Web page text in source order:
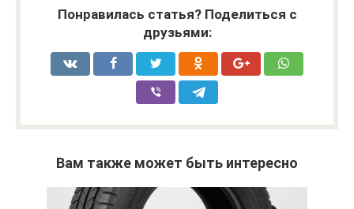
Понравилась статья? Поделиться с
друзьями:
Вам также может быть интересно